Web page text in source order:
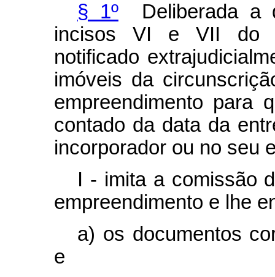
§ 1ºDeliberada a
incisos VI e VII
notificado
imóveis da
empreendimento para
contado da data da
incorporador ou no seu
I - imita a comissão
empreendimento e lhe
a) os documentos
e